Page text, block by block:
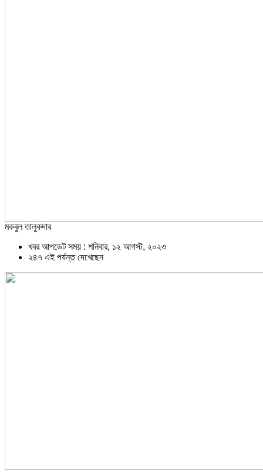
মকবুল তালুকদার
খবর আপডেট সময় : শনিবার, ১২ আগস্ট, ২০২৩
২৪৭ এই পর্যন্ত দেখেছেন